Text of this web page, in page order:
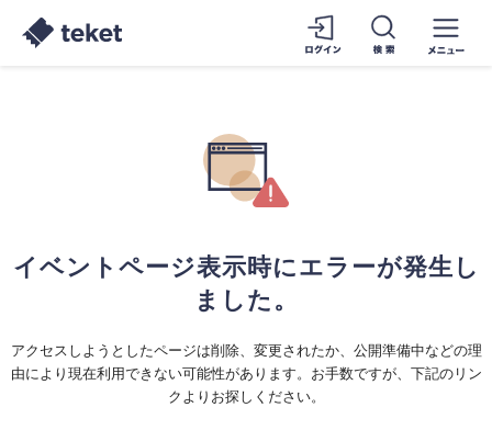
イベントページ表示時にエラーが発生し
ました。
アクセスしようとしたページは削除、変更されたか、公開準備中などの理
由により現在利用できない可能性があります。お手数ですが、下記のリン
クよりお探しください。